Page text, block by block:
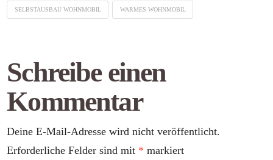
SELBSTAUSBAU WOHNMOBIL WARMES WOHNMOBIL
Schreibe einen
Kommentar
Deine E-Mail-Adresse wird nicht veröffentlicht.
Erforderliche Felder sind mit * markiert